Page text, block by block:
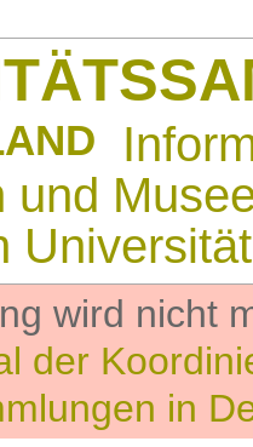
und
wird nicht
der
in